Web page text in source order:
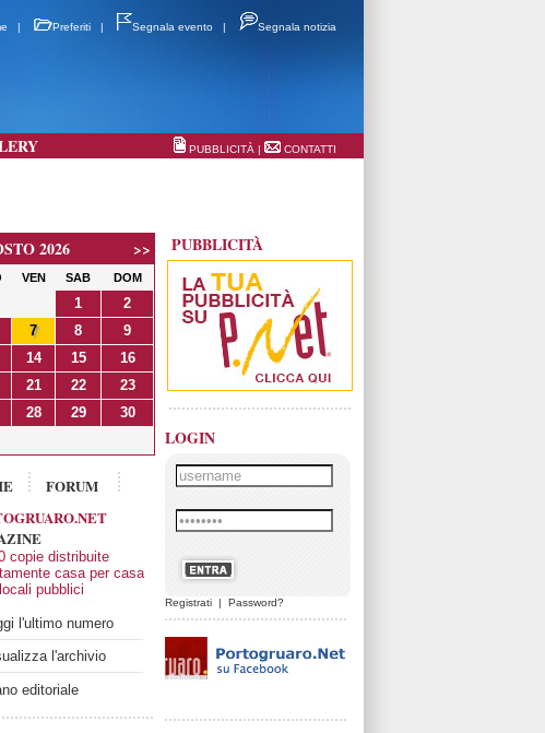
| Preferiti | Segnala evento | Segnala notizia
PUBBLICITÀ | CONTATTI
2026 >>
VEN SAB DOM
1
2
7 8
9
14 15
16
21 22
23
28 29
30
FORUM
copie distribuite
casa per casa
pubblici
l'ultimo numero
l'archivio
editoriale
PUBBLICITÀ
LOGIN
Registrati | Password?